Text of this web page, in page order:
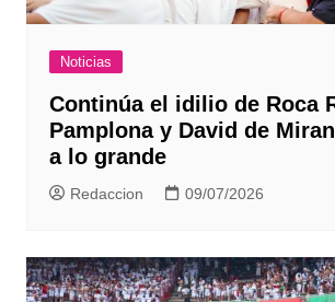
Noticias
Continúa el idilio de Roca
Pamplona y David de
a lo grande
Redaccion 09/07/2026